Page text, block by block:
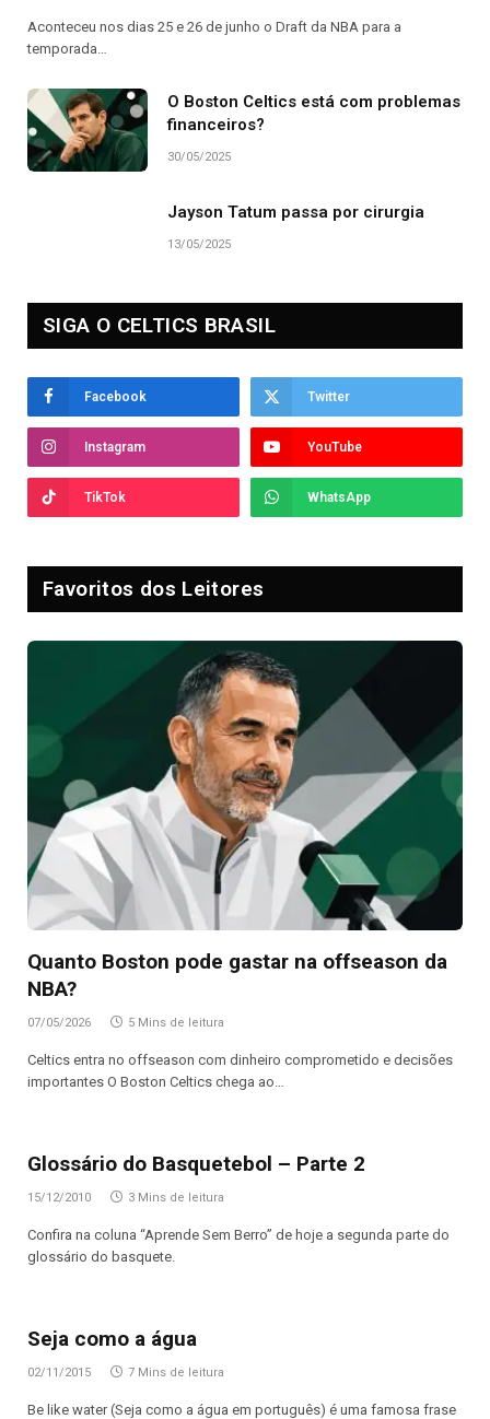
Aconteceu nos dias 25 e 26 de junho o Draft da NBA para a
temporada…
O Boston Celtics está com problemas
financeiros?
30/05/2025
Jayson Tatum passa por cirurgia
13/05/2025
SIGA O CELTICS BRASIL
Facebook Twitter
Instagram YouTube
TikTok WhatsApp
Favoritos dos Leitores
Quanto Boston pode gastar na offseason da
NBA?
07/05/2026 5 Mins de leitura
Celtics entra no offseason com dinheiro comprometido e decisões
importantes O Boston Celtics chega ao…
Glossário do Basquetebol – Parte 2
15/12/2010 3 Mins de leitura
Confira na coluna “Aprende Sem Berro” de hoje a segunda parte do
glossário do basquete.
Seja como a água
02/11/2015 7 Mins de leitura
Be like water (Seja como a água em português) é uma famosa frase